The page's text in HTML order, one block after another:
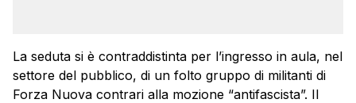
La seduta si è contraddistinta per l’ingresso in aula, nel
settore del pubblico, di un folto gruppo di militanti di
Forza Nuova contrari alla mozione “antifascista”. Il